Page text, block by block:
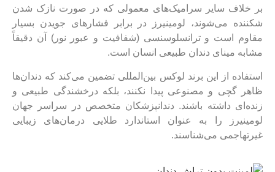
بر خلاف سایر سرامیک‌های معمولی که در صورت نازک شدن
شکننده می‌شوند، لومینیرز در برابر فشارهای جویدن بسیار
مقاوم است و ترانسلوسنسی (شفافیت و عبور نور) آن دقیقاً
مشابه مینای دندان طبیعی انسان است.
استفاده از این برند لوکس بین‌المللی تضمین می‌کند که دندان‌ها
ظاهر گچی و مصنوعی پیدا نکنند، بلکه درخشندگی طبیعی و
زنده‌ای داشته باشند. دندانپزشکان متخصص در سراسر جهان
لومینیرز را به عنوان استاندارد طلایی درمان‌های زیبایی
غیرتهاجمی می‌شناسند.